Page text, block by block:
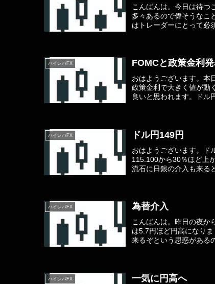
こんばんは。今日は待つ
多々あるので偉そうなこ
はトレーダーにとって必
ハイレバFX FOMCと政策金利
おはようございます。本
政策金利で大きく値が動
良いと思われます。ドル
ハイレバFX ドル円149円
おはようございます。ド
115.100から30％ほど上
流石に日銀の介入も来る
ハイレバFX 為替介入
こんばんは。昨日の夜か
は5.7円ほど円高になり
来るぞという思惑がある
ハイレバFX 一気に円高へ